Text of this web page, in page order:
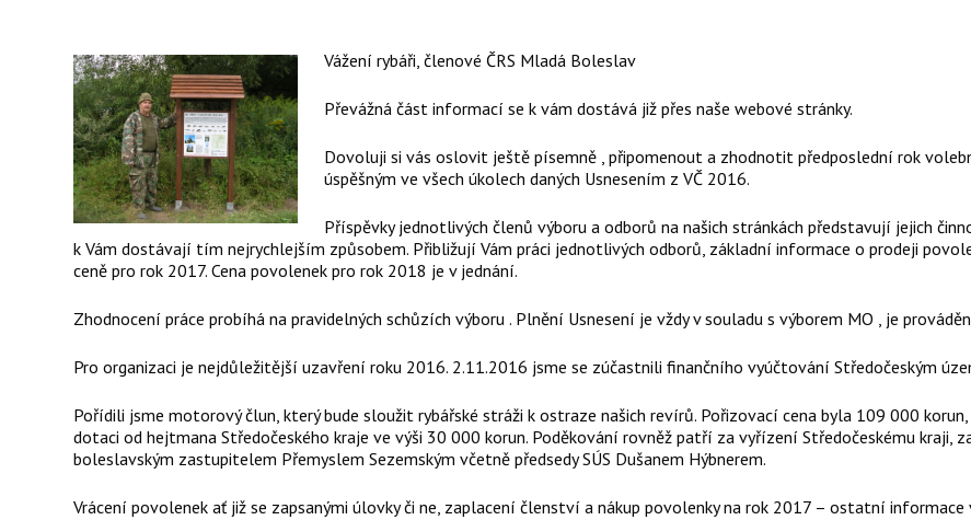
Vážení rybáři, členové ČRS Mladá Boleslav
Převážná část informací se k vám dostává již přes naše webové stránky.
Dovoluji si vás oslovit ještě písemně , připomenout a zhodnotit předposlední rok
úspěšným ve všech úkolech daných Usnesením z VČ 2016.
Příspěvky jednotlivých členů výboru a odborů na našich stránkách představují jejich
k Vám dostávají tím nejrychlejším způsobem. Přibližují Vám práci jednotlivých odborů, základní informace o prodeji
ceně pro rok 2017. Cena povolenek pro rok 2018 je v jednání.
Zhodnocení práce probíhá na pravidelných schůzích výboru . Plnění Usnesení je vždy v souladu s výborem MO , je
Pro organizaci je nejdůležitější uzavření roku 2016. 2.11.2016 jsme se zúčastnili finančního vyúčtování Středočeským
Pořídili jsme motorový člun, který bude sloužit rybářské stráži k ostraze našich revírů. Pořizovací cena byla 109 000
dotaci od hejtmana Středočeského kraje ve výši 30 000 korun. Poděkování rovněž patří za vyřízení Středočeskému kraji,
boleslavským zastupitelem Přemyslem Sezemským včetně předsedy SÚS Dušanem Hýbnerem.
Vrácení povolenek ať již se zapsanými úlovky či ne, zaplacení členství a nákup povolenky na rok 2017 – ostatní informace